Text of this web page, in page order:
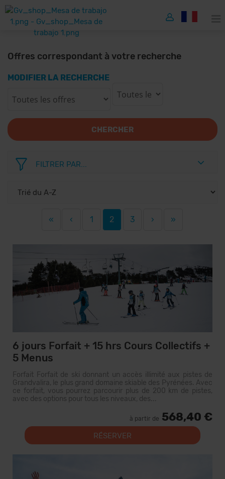
Offres correspondant à votre recherche
MODIFIER LA RECHERCHE
CHERCHER
FILTRER PAR...
« ‹ 1 2 3 › »
6 jours Forfait + 15 hrs Cours Collectifs +
5 Menus
Forfait Forfait de ski donnant un accès illimité aux pistes de
Grandvalira, le plus grand domaine skiable des Pyrénées. Avec
ce forfait, vous pourrez parcourir plus de 200 km de pistes,
avec des options pour tous les niveaux, des...
à partir de 568,40 €
RÉSERVER